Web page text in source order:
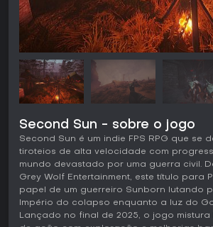
Second Sun - sobre o jogo
Second Sun é um indie FPS RPG que se
tiroteios de alta velocidade com
mundo devastado por uma guerra civil.
Grey Wolf Entertainment, este título para
papel de um guerreiro Sunborn lutando
Império do colapso enquanto a luz do
Lançado no final de 2025, o jogo